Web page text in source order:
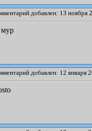
добавлен: 13 ноября
мур
добавлен: 12 января